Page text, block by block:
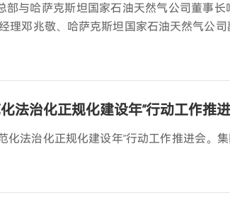
与哈萨克斯坦国家石油天然气公司董事长
理邓兆敬、哈萨克斯坦国家石油天然气公
法治化正规化建设年”行动工作推
法治化正规化建设年”行动工作推进会。